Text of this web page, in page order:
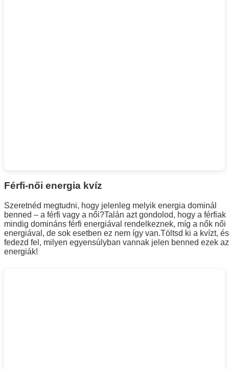
Férfi-női energia kvíz
Szeretnéd megtudni, hogy jelenleg melyik energia dominál
benned – a férfi vagy a női?Talán azt gondolod, hogy a férfiak
mindig domináns férfi energiával rendelkeznek, míg a nők női
energiával, de sok esetben ez nem így van.Töltsd ki a kvízt, és
fedezd fel, milyen egyensúlyban vannak jelen benned ezek az
energiák!